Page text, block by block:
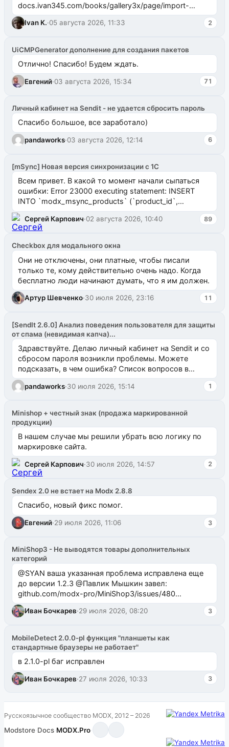
docs.ivan345.com/books/gallery3x/page/import-
ms2galleryphp
Ivan K.·05 августа 2026, 11:33 2
UiCMPGenerator дополнение для создания пакетов
Отлично! Спасибо! Будем ждать.
Евгений·03 августа 2026, 15:34 71
Личный кабинет на Sendit - не удается сбросить пароль
Спасибо большое, все заработало)
pandaworks·03 августа 2026, 12:14 6
[mSync] Новая версия синхронизации с 1С
Всем привет. В какой то момент начали сыпаться
ошибки: Error 23000 executing statement: INSERT
INTO `modx_msync_products` (`product_id`,
`uuid_1c`) VALUES ...
Сергей Карпович·02 августа 2026, 10:40 89
Checkbox для модального окна
Они не отключены, они платные, чтобы писали
только те, кому действительно очень надо. Когда
бесплатно люди начинают думать, что я им должен.
Артур Шевченко·30 июля 2026, 23:16 11
[SendIt 2.6.0] Анализ поведения пользователя для защиты
от спама (невидимая капча)...
Здравствуйте. Делаю личный кабинет на Sendit и со
сбросом пароля возникли проблемы. Можете
подсказать, в чем ошибка? Список вопросов в
одноименном разделе на modx.pro пока пуст, и,...
pandaworks·30 июля 2026, 15:14 1
Minishop + честный знак (продажа маркированной
продукции)
В нашем случае мы решили убрать всю логику по
маркировке сайта.
Сергей Карпович·30 июля 2026, 14:57 2
Sendex 2.0 не встает на Modx 2.8.8
Спасибо, новый фикс помог.
Евгений·29 июля 2026, 11:06 3
MiniShop3 - Не выводятся товары дополнительных
категорий
@SYAN ваша указанная проблема исправлена еще
до версии 1.2.3 @Павлик Мышкин завел:
github.com/modx-pro/MiniShop3/issues/480
github.com/modx-pro/MiniShop3/issues/481Исправим
в б...
Иван Бочкарев·29 июля 2026, 08:20 3
MobileDetect 2.0.0-pl функция "планшеты как
стандартные браузеры не работает"
в 2.1.0-pl баг исправлен
Иван Бочкарев·27 июля 2026, 10:33 3
Русскоязычное сообщество MODX, 2012 – 2026
Modstore·Docs·MODX.Pro·